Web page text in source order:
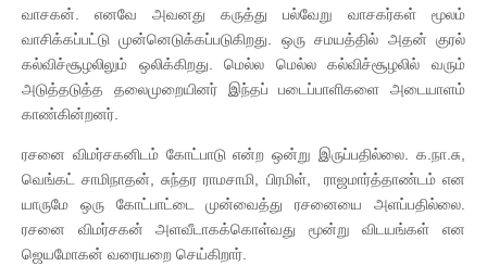
வாசகன். எனவே அவனது கருத்து பல்வேறு வாசகர்கள் மூலம்
வாசிக்கப்பட்டு முன்னெடுக்கப்படுகிறது. ஒரு சமயத்தில் அதன் குரல்
கல்விச்சூழலிலும் ஒலிக்கிறது. மெல்ல மெல்ல கல்விச்சூழலில் வரும்
அடுத்தடுத்த தலைமுறையினர் இந்தப் படைப்பாளிகளை அடையாளம்
காண்கின்றனர்.
ரசனை விமர்சகனிடம் கோட்பாடு என்ற ஒன்று இருப்பதில்லை. க.நா.சு,
வெங்கட் சாமிநாதன், சுந்தர ராமசாமி, பிரமிள், ராஜமார்த்தாண்டம் என
யாருமே ஒரு கோட்பாட்டை முன்வைத்து ரசனையை அளப்பதில்லை.
ரசனை விமர்சகன் அளவீடாகக்கொள்வது மூன்று விடயங்கள் என
ஜெயமோகன் வரையறை செய்கிறார்.